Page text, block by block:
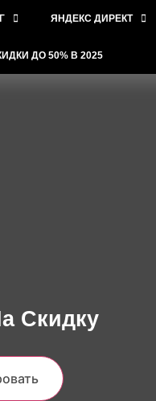
ЯНДЕКС ДИРЕКТ
ДО 50% В 2025
Скидку